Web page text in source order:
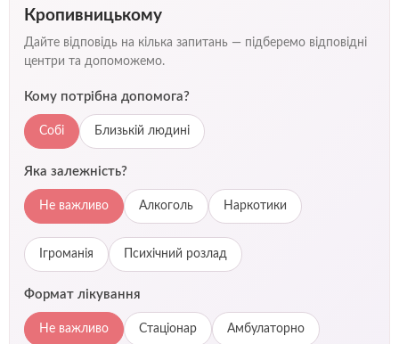
Кропивницькому
Дайте відповідь на кілька запитань — підберемо відповідні
центри та допоможемо.
Кому потрібна допомога?
Собі Близькій людині
Яка залежність?
Не важливо Алкоголь Наркотики
Ігроманія Психічний розлад
Формат лікування
Не важливо Стаціонар Амбулаторно